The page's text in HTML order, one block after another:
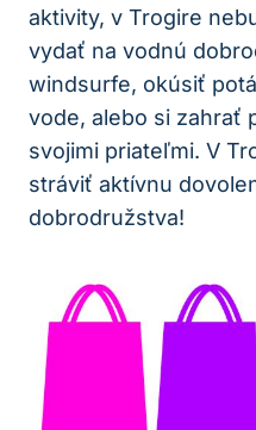
aktivity, v Trogire
vydať na vodnú
windsurfe, okúsiť
vode, alebo si zahrať
svojimi priateľmi. V
stráviť aktívnu
dobrodružstva!